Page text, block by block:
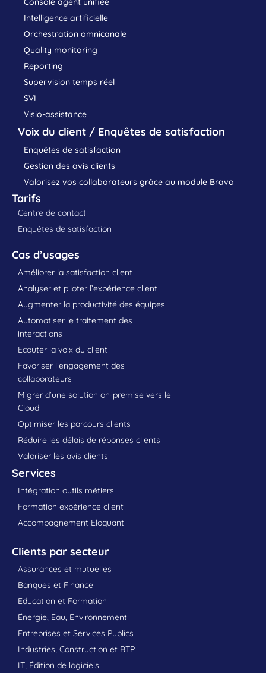
Intelligence artificielle
Orchestration omnicanale
Quality monitoring
Reporting
Supervision temps réel
SVI
Visio-assistance
Voix du client / Enquêtes de satisfaction
Enquêtes de satisfaction
Gestion des avis clients
Valorisez vos collaborateurs grâce au module Bravo
Tarifs
Centre de contact
Enquêtes de satisfaction
Cas d’usages
Améliorer la satisfaction client
Analyser et piloter l’expérience client
Augmenter la productivité des équipes
Automatiser le traitement des
interactions
Ecouter la voix du client
Favoriser l’engagement des
collaborateurs
Migrer d’une solution on-premise vers le
Cloud
Optimiser les parcours clients
Réduire les délais de réponses clients
Valoriser les avis clients
Services
Intégration outils métiers
Formation expérience client
Accompagnement Eloquant
Clients par secteur
Assurances et mutuelles
Banques et Finance
Education et Formation
Énergie, Eau, Environnement
Entreprises et Services Publics
Industries, Construction et BTP
IT, Édition de logiciels